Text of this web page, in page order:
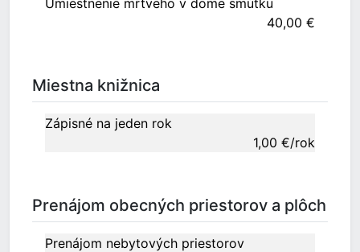
Umiestnenie mŕtveho v dome smútku
40,00 €
Miestna knižnica
Zápisné na jeden rok
1,00 €/rok
Prenájom obecných priestorov a plôch
Prenájom nebytových priestorov